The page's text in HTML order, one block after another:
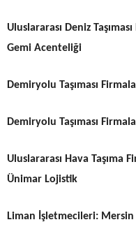
Uluslararası Deniz
Gemi Acenteliği
Demiryolu Taşıması
Demiryolu Taşıması
Uluslararası Hava Taşıma
Ünimar Lojistik
Liman İşletmecileri: